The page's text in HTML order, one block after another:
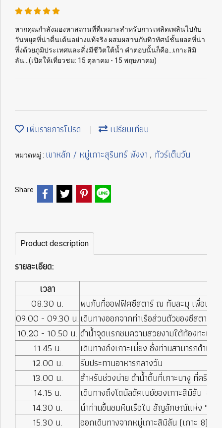
หากคุณกำลังมองหาสถานที่ที่เหมาะสำหรับการเพลิดเพลินไปกับ
วันหยุดที่น่าตื่นเต้นอย่างแท้จริง ผสมผสานกับทิวทัศน์ชั้นยอดที่น่า
ทึ่งด้วยภูมิประเทศและสิ่งมีชีวิตใต้น้ำ คำตอบนั้นก็คือ...เกาะสิมิ
ลัน...(เปิดให้เที่ยวชม: 15 ตุลาคม - 15 พฤษภาคม)
เพิ่มรายการโปรด เปรียบเทียบ
หมวดหมู่ : เขาหลัก / หมู่เกาะสุรินทร์ พังงา , ทัวร์เต็มวัน
Share
Product description
รายละเอียด:
เวลา
08.30 น.
พบกันที่ออฟฟิศซีสตาร์ ณ ทับละมุ เพื่อเช็ค
09.00 - 09.30 น.เดินทางออกจากท่าเรือส่วนตัวของซีสตาร์
10.20 - 10.50 น. ดำน้ำจุดแรกชมความสวยงามใต้ท้องทะเล
11.45 น.
เดินทางถึงเกาะเมี่ยง ซึ่งท่านสามารถดำน้ำ
12.00 น.
รับประทานอาหารกลางวัน
13.00 น.
สำหรับช่วงบ่าย ดำน้ำตื้นที่เกาะบางู ที่คริส
14.15 น.
เดินทางถึงโดนัลดัคเบย์ของเกาะสิมิลัน ซึ่
14.30 น.
นำท่านขึ้นชมหินเรือใบ สัญลักษณ์แห่ง “ทะ
15.30 น.
ออกเดินทางจากหมู่เกาะสิมิลัน (เกาะ 8) เ